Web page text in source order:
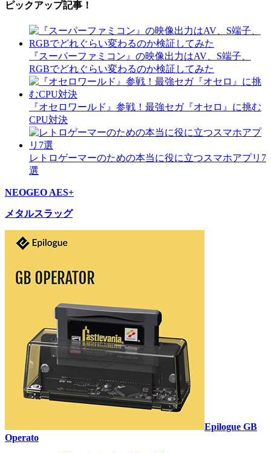
ピックアップ記事！
『スーパーファミコン』の映像出力はAV、S端子、
RGBでどれぐらい変わるのか検証してみた
『オセロワールド』参戦！最強セガ『オセロ』に挑む
CPU対決
レトロゲーマーのための本当に役に立つスマホアプリ7
選
NEOGEO AES+
メタルスラッグ
Epilogue GB
Operato